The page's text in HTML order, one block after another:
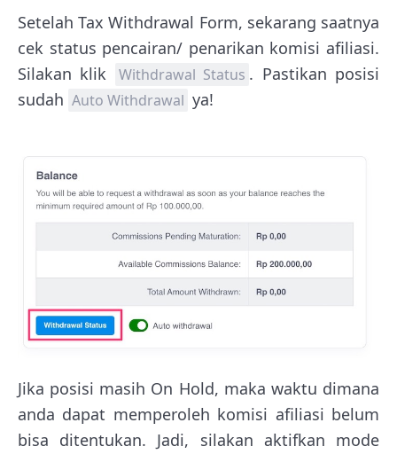
Setelah Tax Withdrawal Form, sekarang saatnya
cek status pencairan/ penarikan komisi afiliasi.
Silakan klik
Withdrawal Status . Pastikan posisi
sudah Auto Withdrawal ya!
Jika posisi masih On Hold, maka waktu dimana
anda dapat memperoleh komisi afiliasi belum
bisa ditentukan. Jadi, silakan aktifkan mode